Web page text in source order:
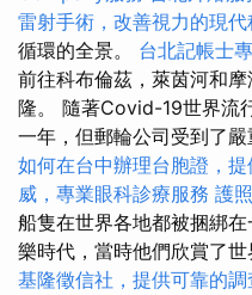
雷射手術，改善視力的現代
循環的全景。 台北記帳士
前往科布倫茲，萊茵河和
隆。 隨著Covid-19世界流
一年，但郵輪公司受到了嚴
如何在台中辦理台胞證，
威，專業眼科診療服務 護
船隻在世界各地都被捆綁
樂時代，當時他們欣賞了世
基隆徵信社，提供可靠的調